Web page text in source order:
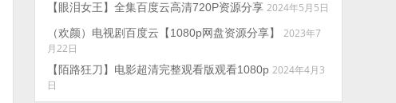
【眼泪女王】全集百度云高清720P资源分享 2024年5月5日
（欢颜）电视剧百度云【1080p网盘资源分享】
2023年7
月22日
【陌路狂刀】电影超清完整观看版观看1080p 2024年4月3
日